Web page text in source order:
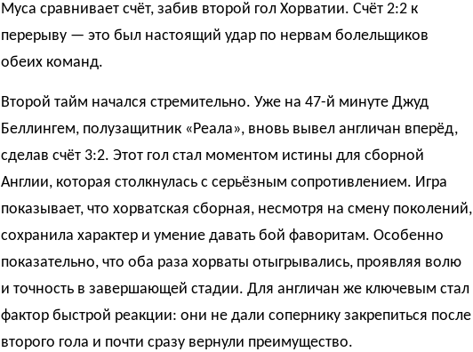
Муса сравнивает счёт, забив второй гол Хорватии. Счёт 2:2 к
перерыву — это был настоящий удар по нервам болельщиков
обеих команд.
Второй тайм начался стремительно. Уже на 47-й минуте Джуд
Беллингем, полузащитник «Реала», вновь вывел англичан вперёд,
сделав счёт 3:2. Этот гол стал моментом истины для сборной
Англии, которая столкнулась с серьёзным сопротивлением. Игра
показывает, что хорватская сборная, несмотря на смену поколений,
сохранила характер и умение давать бой фаворитам. Особенно
показательно, что оба раза хорваты отыгрывались, проявляя волю
и точность в завершающей стадии. Для англичан же ключевым стал
фактор быстрой реакции: они не дали сопернику закрепиться после
второго гола и почти сразу вернули преимущество.